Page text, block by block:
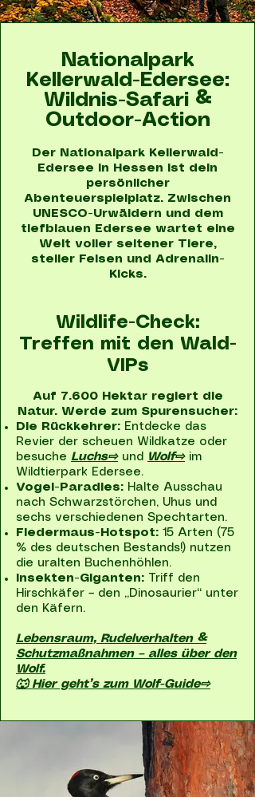
Nationalpark
Kellerwald-Edersee:
Wildnis-Safari &
Outdoor-Action
Der Nationalpark Kellerwald-
Edersee in Hessen ist dein
persönlicher
Abenteuerspielplatz. Zwischen
UNESCO-Urwäldern und dem
tiefblauen Edersee wartet eine
Welt voller seltener Tiere,
steiler Felsen und Adrenalin-
Kicks.
Wildlife-Check:
Treffen mit den Wald-
VIPs
Auf 7.600 Hektar regiert die
Natur. Werde zum Spurensucher:
Die Rückkehrer: Entdecke das
Revier der scheuen Wildkatze oder
besuche Luchs⇨und Wolf⇨im
Wildtierpark Edersee.
Vogel-Paradies: Halte Ausschau
nach Schwarzstörchen, Uhus und
sechs verschiedenen Spechtarten.
Fledermaus-Hotspot: 15 Arten (75
% des deutschen Bestands!) nutzen
die uralten Buchenhöhlen.
Insekten-Giganten: Triff den
Hirschkäfer – den „Dinosaurier“ unter
den Käfern.
Lebensraum, Rudelverhalten &
Schutzmaßnahmen – alles über den
Wolf.
🐺 Hier geht’s zum Wolf-Guide⇨